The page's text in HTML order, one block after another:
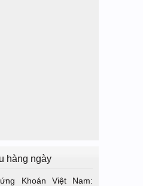
hàng ngày
Khoán Việt Nam: